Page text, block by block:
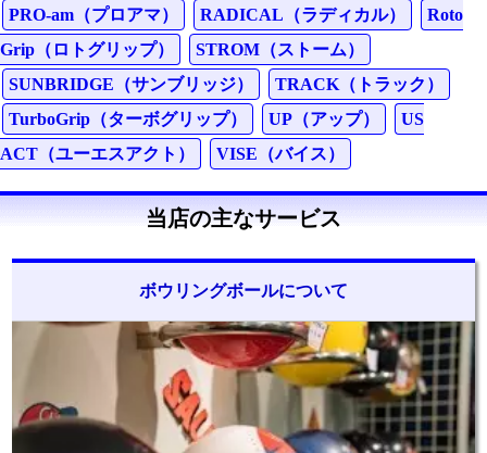
PRO-am（プロアマ） RADICAL（ラディカル）
Roto
Grip（ロトグリップ）
STROM（ストーム）
SUNBRIDGE（サンブリッジ）
TRACK（トラック）
TurboGrip（ターボグリップ）
UP（アップ）
US
ACT（ユーエスアクト）
VISE（バイス）
当店の主なサービス
ボウリングボールについて